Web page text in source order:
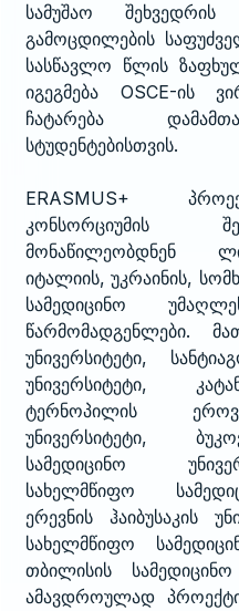
სამუშაო
გამოცდილების
სასწავლო წლის
იგეგმება OSCE-ის
ჩატარება
სტუდენტებისთვის.
ERASMUS+
კონსორციუმის
მონაწილეობდნენ
იტალიის, უკრაინის,
სამედიცინო
წარმომადგენლები.
უნივერსიტეტი,
უნივერსიტეტი,
ტერნოპილის
უნივერსიტეტი,
სამედიცინო
სახელმწიფო
ერევნის ჰაიბუსაკის
სახელმწიფო
თბილისის
ამავდროულად